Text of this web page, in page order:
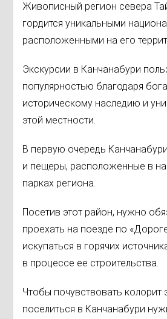
Живописный регион севера
гордится уникальными
расположенными на его
Экскурсии в Канчанабури
популярностью благодаря
историческому наследию и
этой местности.
В первую очередь
и пещеры, расположенные в
парках региона.
Посетив этот район, нужно
проехать на поезде по
искупаться в горячих
в процессе ее строительства.
Чтобы почувствовать колорит
поселиться в Канчанабури